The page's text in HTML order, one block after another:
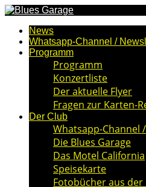
News
Whatsapp-Channel /
Programm
Programm
Konzertliste
Der aktuelle Flyer
Fragen zur Karten-
Der Club
Whatsapp-Channel
Die Blues Garage
Das Motel California
Speisekarte
Fotobücher aus der